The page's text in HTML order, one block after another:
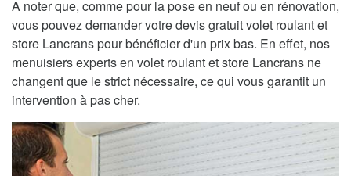
A noter que, comme pour la pose en neuf ou en rénovation,
vous pouvez demander votre devis gratuit volet roulant et
store Lancrans pour bénéficier d'un prix bas. En effet, nos
menuisiers experts en volet roulant et store Lancrans ne
changent que le strict nécessaire, ce qui vous garantit un
intervention à pas cher.